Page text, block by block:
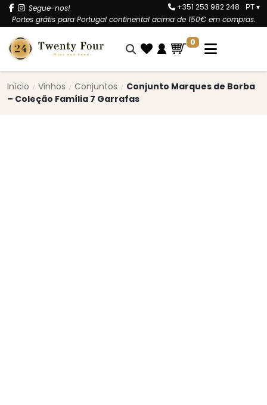
Segue-nos!
Portes grátis para Portugal continental acima de 150€ em compras.
+351 253 982 248 PT ▾
0
Início Vinhos Conjuntos
Conjunto Marques de Borba
– Coleção Família 7 Garrafas